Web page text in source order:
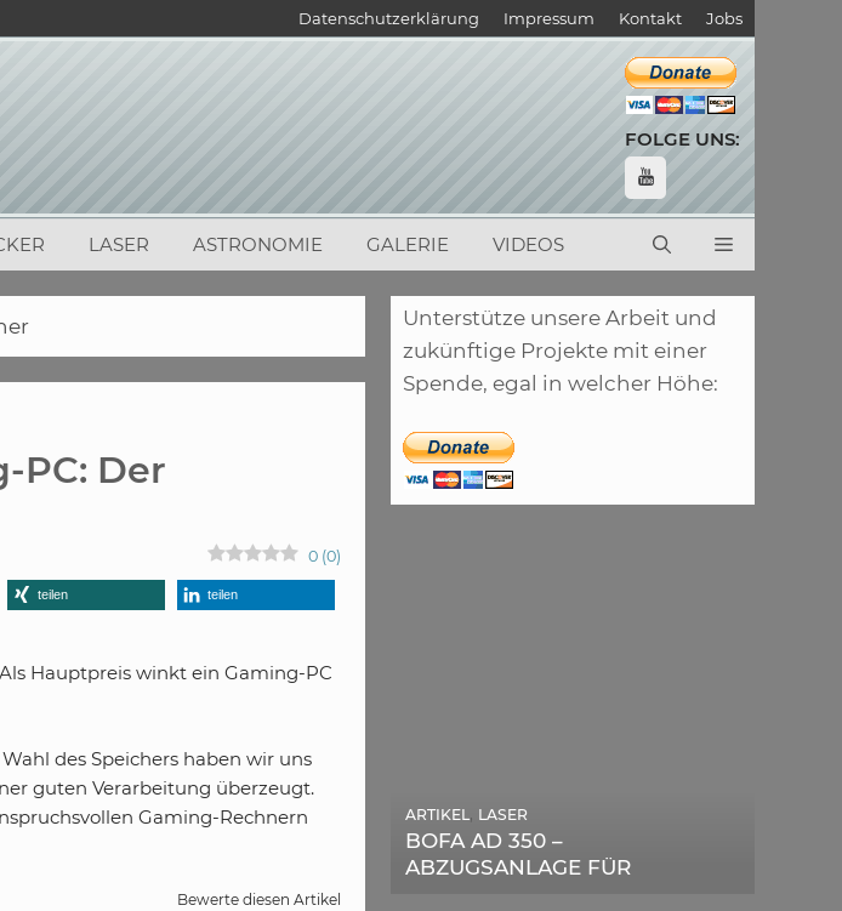
Datenschutzerklärung Impressum Kontakt Jobs
FOLGE UNS:
LASER ASTRONOMIE GALERIE VIDEOS
PC: Der
0 (0)
teilen teilen
Hauptpreis winkt ein Gaming-PC
des Speichers haben wir uns
guten Verarbeitung überzeugt.
Gaming-Rechnern
Bewerte diesen Artikel
Unterstütze unsere Arbeit und
zukünftige Projekte mit einer
Spende, egal in welcher Höhe:
BOFA AD 350 –
ABZUGSANLAGE FÜR
ARTIKEL, LASER
DIE BEDEUTENDSTEN
SCHRITTE ZUR
ARTIKEL, SONSTIGE